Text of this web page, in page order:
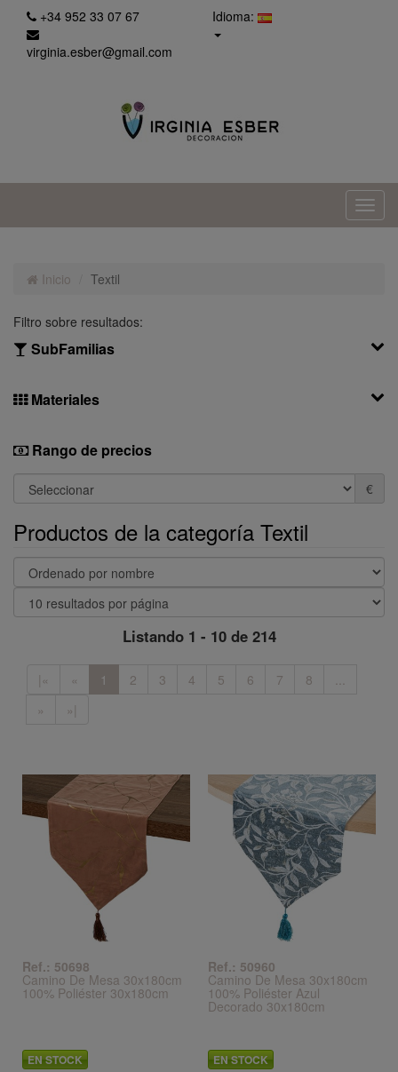
+34 952 33 07 67
virginia.esber@gmail.com
Idioma:
Inicio Textil
Filtro sobre resultados:
SubFamilias
Materiales
Rango de precios
€
Productos de la categoría Textil
Listando 1 - 10 de 214
|« « 1 2 3 4 5 6 7 8
...
»
»|
Ref.: 50698
Camino De Mesa 30x180cm
100% Poliéster 30x180cm
EN STOCK
Ref.: 50960
Camino De Mesa 30x180cm
100% Poliéster Azul
Decorado 30x180cm
EN STOCK